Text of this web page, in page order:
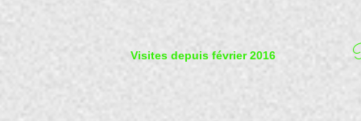
Visites depuis février 2016